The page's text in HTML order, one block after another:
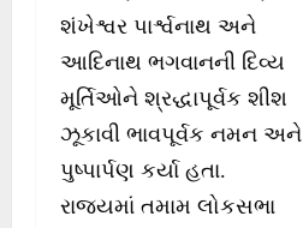
શંખેશ્વર પાર્શ્વનાથ અને
આદિનાથ ભગવાનની દિવ્ય
મૂર્તિઓને શ્રદ્ધાપૂર્વક શીશ
ઝૂકાવી ભાવપૂર્વક નમન અને
પુષ્પાર્પણ કર્યા હતા.
રાજ્યમાં તમામ લોકસભા